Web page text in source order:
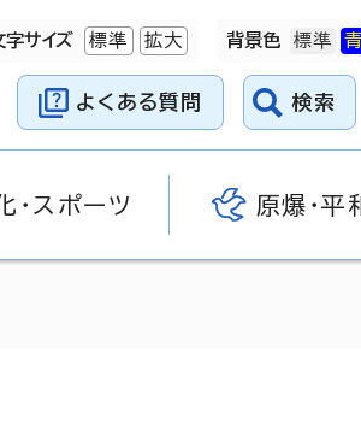
字サイズ 標準 拡大 背景色
よくある質問 検索
・スポーツ 原爆・平